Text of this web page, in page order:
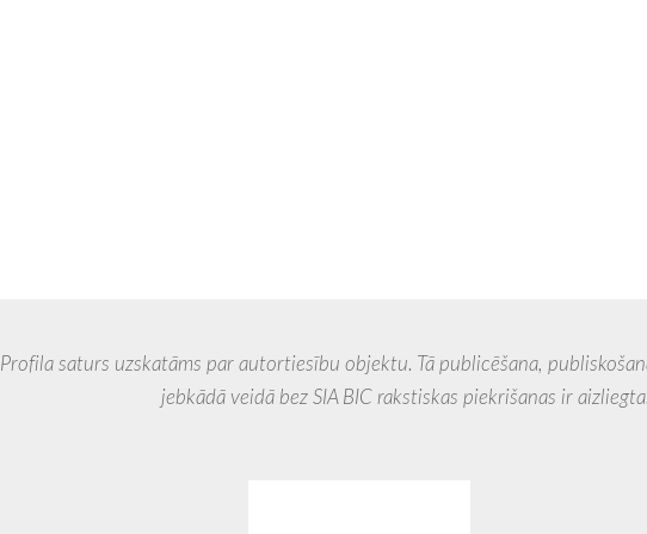
par autortiesību objektu. Tā publicēšana, publiskošana,
jebkādā veidā bez SIA BIC rakstiskas piekrišanas